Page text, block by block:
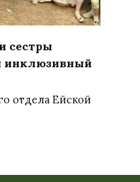
сестры
инклюзивный
отдела Ейской